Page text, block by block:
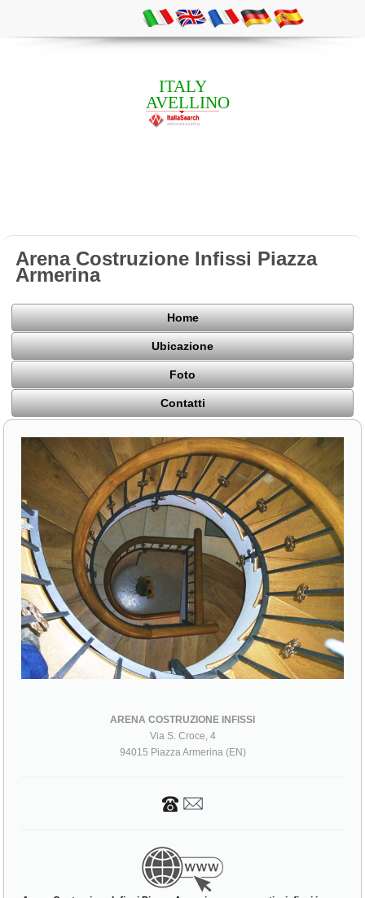
ITALY
AVELLINO
Arena Costruzione Infissi Piazza
Armerina
Home
Ubicazione
Foto
Contatti
94015 Piazza Armerina (EN)
Arena Costruzione Infissi Piazza Armerina, serramenti e infissi in pvc
alluminio ferro acciaio enna sicilia